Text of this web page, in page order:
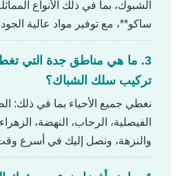
الشبوك، بما في ذلك الأنواع
ساكو**، مع توفير مواد عالية
3. ما هي مناطق جدة التي
تركيب سلك الشباك؟
نغطي جميع الأحياء بما في ذلك:
الفيصلية، الرحاب، النهضة،
والنزهة، ونصل إليك في أسرع